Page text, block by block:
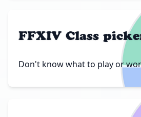
FFXIV Class
Don't know what to play or